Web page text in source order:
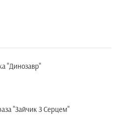
"динозавр"
"зайчик З Серцем"